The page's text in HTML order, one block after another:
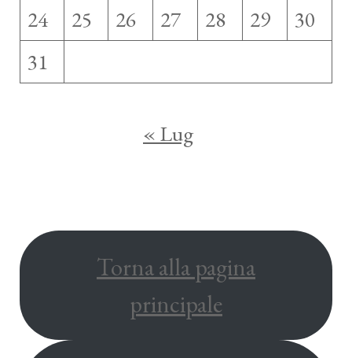
24
25 26 27 28 29
30
31
« Lug
Torna alla pagina
principale